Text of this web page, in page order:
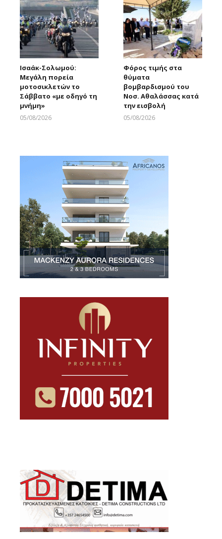
Ισαάκ-Σολωμού:
Μεγάλη πορεία
μοτοσικλετών το
Σάββατο «με οδηγό τη
μνήμη»
05/08/2026
Φόρος τιμής στα
θύματα
βομβαρδισμού του
Νοσ. Αθαλάσσας κατά
την εισβολή
05/08/2026